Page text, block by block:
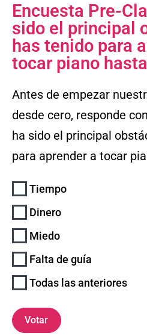
Encuesta Pre-
sido el principal
has tenido para
tocar piano
Antes de empezar
desde cero, responde
ha sido el principal
para aprender a tocar
Tiempo
Dinero
Miedo
Falta de guía
Todas las anteriores
Votar